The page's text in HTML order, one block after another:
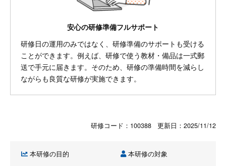
安心の研修準備フルサポート
研修日の運用のみではなく、研修準備のサポートも受ける
ことができます。例えば、研修で使う教材・備品は一式郵
送で手元に届きます。そのため、研修の準備時間を減らし
ながらも良質な研修が実施できます。
研修コード：100388 更新日： 2025/11/12
本研修の目的 本研修の対象